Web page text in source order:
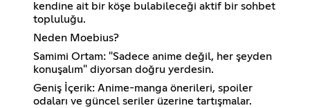
kendine ait bir köşe bulabileceği aktif bir sohbet
topluluğu.
Neden Moebius?
Samimi Ortam: "Sadece anime değil, her şeyden
konuşalım" diyorsan doğru yerdesin.
Geniş İçerik: Anime-manga önerileri, spoiler
odaları ve güncel seriler üzerine tartışmalar.